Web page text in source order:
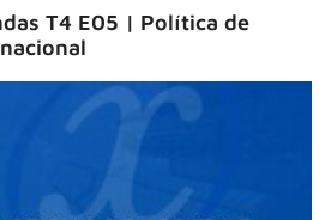
T4 E05 | Política de